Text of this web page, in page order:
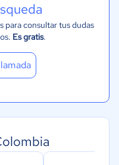
para consultar tus dudas
Es gratis.